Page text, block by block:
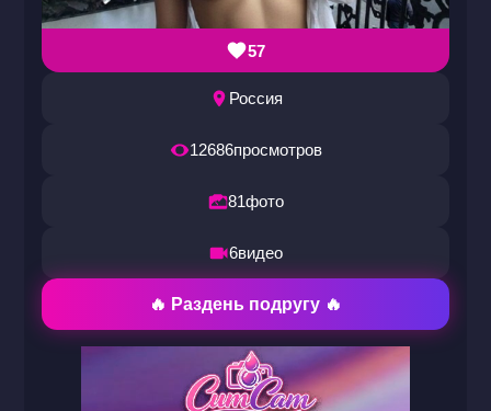
57
Россия
12686просмотров
81фото
6видео
🔥 Раздень подругу 🔥